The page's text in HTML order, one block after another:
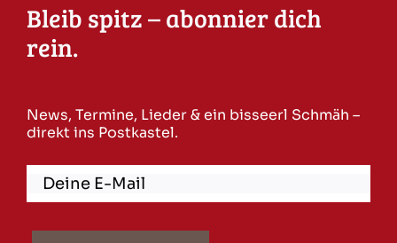
Bleib spitz – abonnier dich
rein.
News, Termine, Lieder & ein bisseerl Schmäh –
direkt ins Postkastel.